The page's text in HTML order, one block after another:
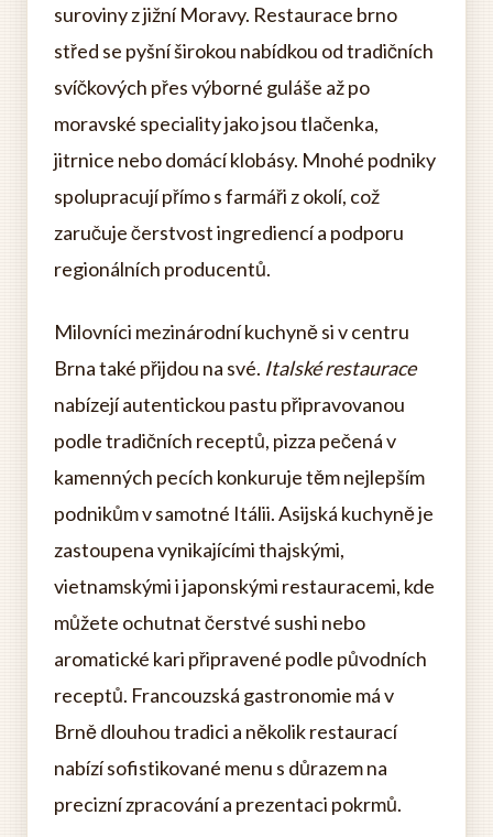
suroviny z jižní Moravy. Restaurace brno
střed se pyšní širokou nabídkou od tradičních
svíčkových přes výborné guláše až po
moravské speciality jako jsou tlačenka,
jitrnice nebo domácí klobásy. Mnohé podniky
spolupracují přímo s farmáři z okolí, což
zaručuje čerstvost ingrediencí a podporu
regionálních producentů.
Milovníci mezinárodní kuchyně si v centru
Brna také přijdou na své. Italské restaurace
nabízejí autentickou pastu připravovanou
podle tradičních receptů, pizza pečená v
kamenných pecích konkuruje těm nejlepším
podnikům v samotné Itálii. Asijská kuchyně je
zastoupena vynikajícími thajskými,
vietnamskými i japonskými restauracemi, kde
můžete ochutnat čerstvé sushi nebo
aromatické kari připravené podle původních
receptů. Francouzská gastronomie má v
Brně dlouhou tradici a několik restaurací
nabízí sofistikované menu s důrazem na
precizní zpracování a prezentaci pokrmů.